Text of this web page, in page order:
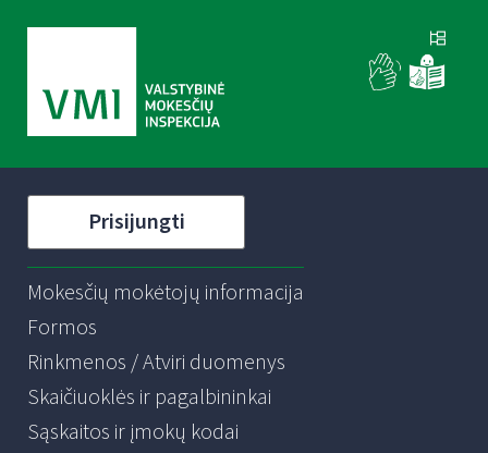
Prisijungti
Mokesčių mokėtojų informacija
Formos
Rinkmenos / Atviri duomenys
Skaičiuoklės ir pagalbininkai
Sąskaitos ir įmokų kodai